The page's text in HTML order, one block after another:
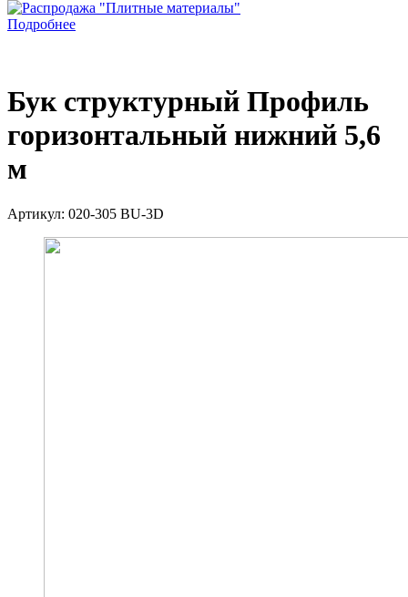
Подробнее
Бук структурный Профиль
горизонтальный нижний 5,6
м
Артикул: 020-305 BU-3D